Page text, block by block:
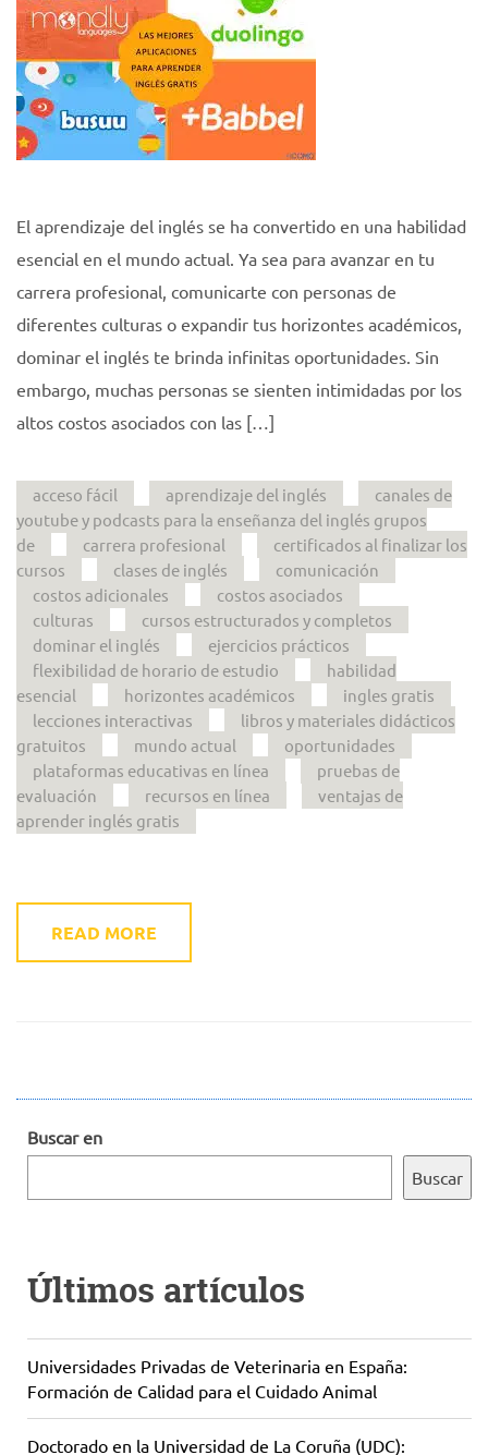
El aprendizaje del inglés se ha convertido en una habilidad
esencial en el mundo actual. Ya sea para avanzar en tu
carrera profesional, comunicarte con personas de
diferentes culturas o expandir tus horizontes académicos,
dominar el inglés te brinda infinitas oportunidades. Sin
embargo, muchas personas se sienten intimidadas por los
altos costos asociados con las […]
acceso fácil aprendizaje del inglés
canales de
youtube y podcasts para la enseñanza del inglés grupos
de
carrera profesional
certificados al finalizar los
cursos
clases de inglés
comunicación
costos adicionales
costos asociados
culturas
cursos estructurados y completos
dominar el inglés
ejercicios prácticos
flexibilidad de horario de estudio
habilidad
esencial
horizontes académicos
ingles gratis
lecciones interactivas
libros y materiales didácticos
gratuitos
mundo actual
oportunidades
plataformas educativas en línea
pruebas de
evaluación
recursos en línea
ventajas de
aprender inglés gratis
READ MORE
Buscar en
Buscar
Últimos artículos
Universidades Privadas de Veterinaria en España:
Formación de Calidad para el Cuidado Animal
Doctorado en la Universidad de La Coruña (UDC):